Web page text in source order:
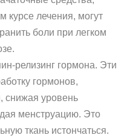
курсе лечения, могут
боли при легком
релизинг гормона. Эти
гормонов,
снижая уровень
менструацию. Это
ткань истончаться.